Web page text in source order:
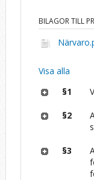
BILAGOR TILL
Visa alla
§1
§2
§3